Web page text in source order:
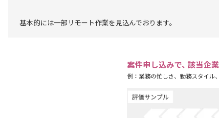
基本的には一部リモート作業を見込んでおります。
案件申し込みで､ 該当企
例：業務の忙しさ、勤務スタイル